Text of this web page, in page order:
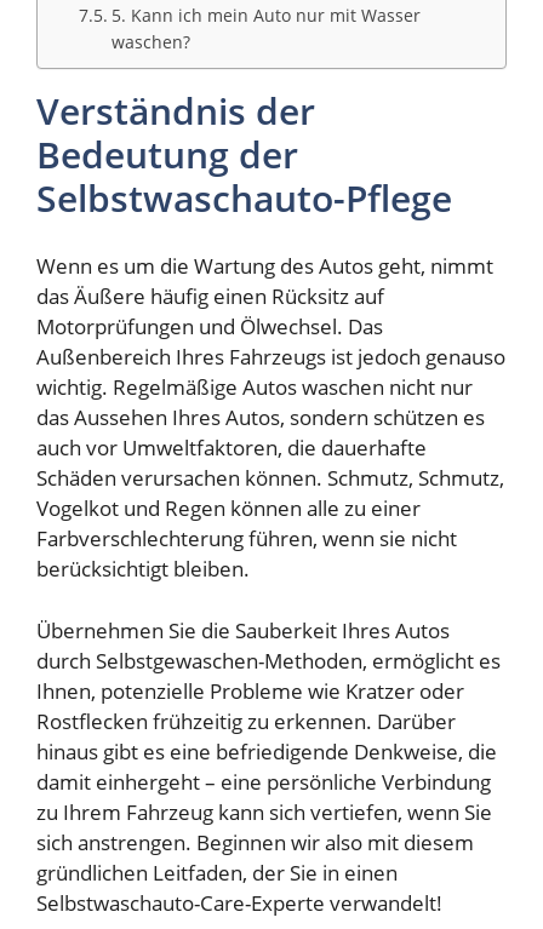
5. Kann ich mein Auto nur mit Wasser
waschen?
Verständnis der
Bedeutung der
Selbstwaschauto-Pflege
Wenn es um die Wartung des Autos geht, nimmt
das Äußere häufig einen Rücksitz auf
Motorprüfungen und Ölwechsel. Das
Außenbereich Ihres Fahrzeugs ist jedoch genauso
wichtig. Regelmäßige Autos waschen nicht nur
das Aussehen Ihres Autos, sondern schützen es
auch vor Umweltfaktoren, die dauerhafte
Schäden verursachen können. Schmutz, Schmutz,
Vogelkot und Regen können alle zu einer
Farbverschlechterung führen, wenn sie nicht
berücksichtigt bleiben.
Übernehmen Sie die Sauberkeit Ihres Autos
durch Selbstgewaschen-Methoden, ermöglicht es
Ihnen, potenzielle Probleme wie Kratzer oder
Rostflecken frühzeitig zu erkennen. Darüber
hinaus gibt es eine befriedigende Denkweise, die
damit einhergeht – eine persönliche Verbindung
zu Ihrem Fahrzeug kann sich vertiefen, wenn Sie
sich anstrengen. Beginnen wir also mit diesem
gründlichen Leitfaden, der Sie in einen
Selbstwaschauto-Care-Experte verwandelt!